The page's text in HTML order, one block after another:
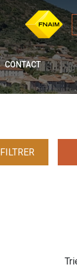
CONTACT
FILTRER